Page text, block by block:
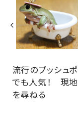
流行のプッシュ
でも人気！ 現
を尋ねる